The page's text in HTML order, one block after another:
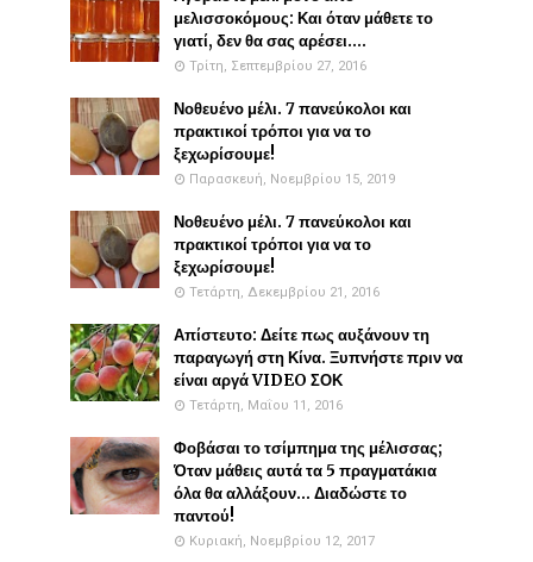
μελισσοκόμους: Και όταν μάθετε το
γιατί, δεν θα σας αρέσει....
Τρίτη, Σεπτεμβρίου 27, 2016
Νοθευένο μέλι. 7 πανεύκολοι και
πρακτικοί τρόποι για να το
ξεχωρίσουμε!
Παρασκευή, Νοεμβρίου 15, 2019
Νοθευένο μέλι. 7 πανεύκολοι και
πρακτικοί τρόποι για να το
ξεχωρίσουμε!
Τετάρτη, Δεκεμβρίου 21, 2016
Απίστευτο: Δείτε πως αυξάνουν τη
παραγωγή στη Κίνα. Ξυπνήστε πριν να
είναι αργά VIDEO ΣΟΚ
Τετάρτη, Μαΐου 11, 2016
Φοβάσαι το τσίμπημα της μέλισσας;
Όταν μάθεις αυτά τα 5 πραγματάκια
όλα θα αλλάξουν... Διαδώστε το
παντού!
Κυριακή, Νοεμβρίου 12, 2017